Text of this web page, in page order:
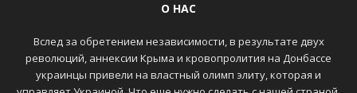
О НАС
Вслед за обретением независимости, в результате двух
революций, аннексии Крыма и кровопролития на Донбассе
украинцы привели на властный олимп элиту, которая и